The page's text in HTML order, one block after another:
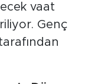
vaat
Genç